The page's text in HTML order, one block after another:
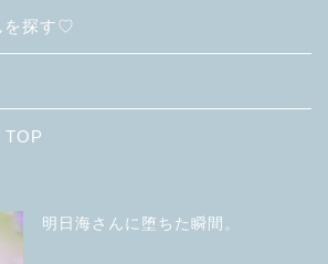
を探す♡
明日海さんに堕ちた瞬間。